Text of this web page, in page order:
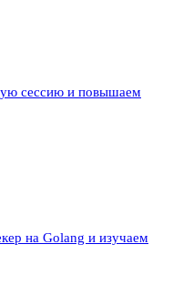
сессию и повышаем
на Golang и изучаем